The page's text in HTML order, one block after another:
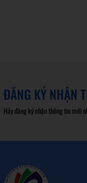
ĐĂNG KÝ NHẬN
Hãy đăng ký nhận thông tin mới